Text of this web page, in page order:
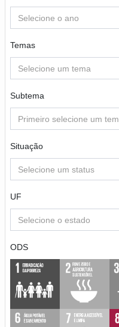
Selecione o ano
Temas
Selecione um tema
Subtema
Primeiro selecione um
Situação
Selecione um status
UF
Selecione o estado
ODS